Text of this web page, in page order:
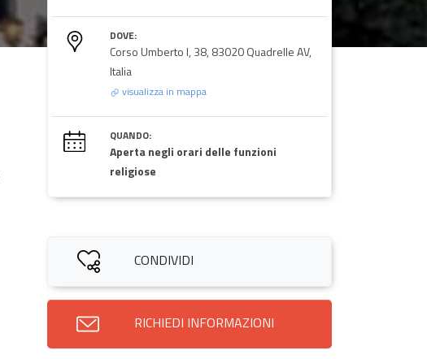
DOVE:
Corso Umberto I, 38, 83020 Quadrelle AV,
Italia
visualizza in mappa
QUANDO:
Aperta negli orari delle funzioni
religiose
CONDIVIDI
RICHIEDI INFORMAZIONI